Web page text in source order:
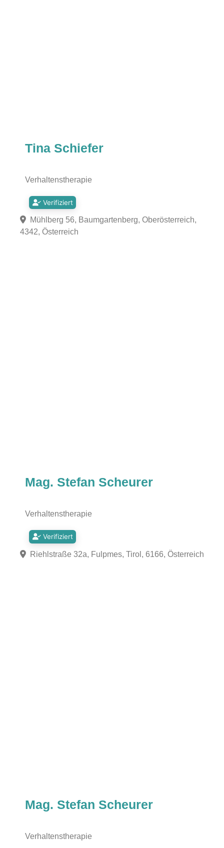
Tina Schiefer
Verhaltenstherapie
Verifiziert
Mühlberg 56, Baumgartenberg, Oberösterreich,
4342, Österreich
Mag. Stefan Scheurer
Verhaltenstherapie
Verifiziert
Riehlstraße 32a, Fulpmes, Tirol, 6166, Österreich
Mag. Stefan Scheurer
Verhaltenstherapie